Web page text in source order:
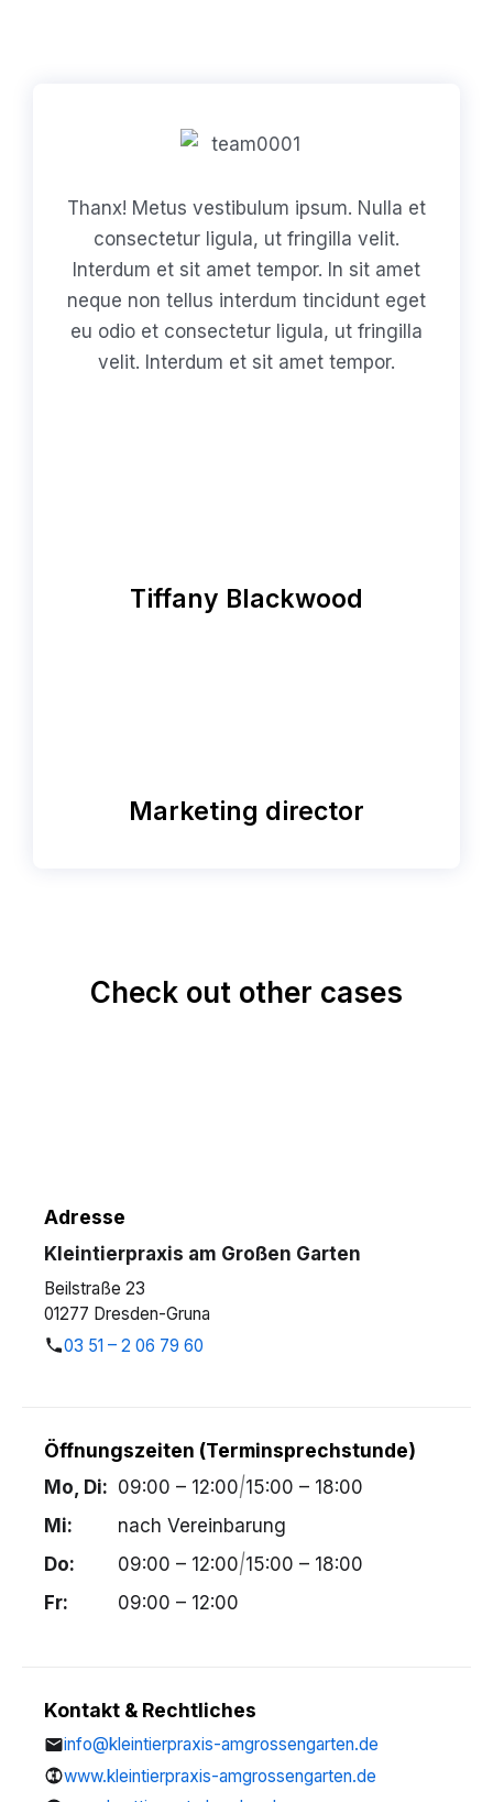
Thanx! Metus vestibulum ipsum. Nulla et
consectetur ligula, ut fringilla velit.
Interdum et sit amet tempor. In sit amet
neque non tellus interdum tincidunt eget
eu odio et consectetur ligula, ut fringilla
velit. Interdum et sit amet tempor.
Tiffany Blackwood
Marketing director
Check out other cases
Adresse
Kleintierpraxis am Großen Garten
Beilstraße 23
01277 Dresden-Gruna
03 51 – 2 06 79 60
Öffnungszeiten (Terminsprechstunde)
Mo, Di: 09:00 – 12:00|15:00 – 18:00
Mi:
nach Vereinbarung
Do:
09:00 – 12:00|15:00 – 18:00
Fr:
09:00 – 12:00
Kontakt & Rechtliches
info@kleintierpraxis-amgrossengarten.de
www.kleintierpraxis-amgrossengarten.de